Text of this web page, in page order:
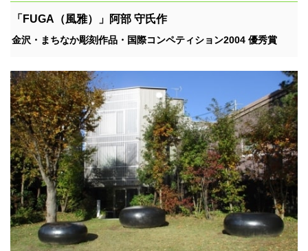
「FUGA（風雅）」阿部 守氏作
金沢・まちなか彫刻作品・国際コンペティション2004 優秀賞